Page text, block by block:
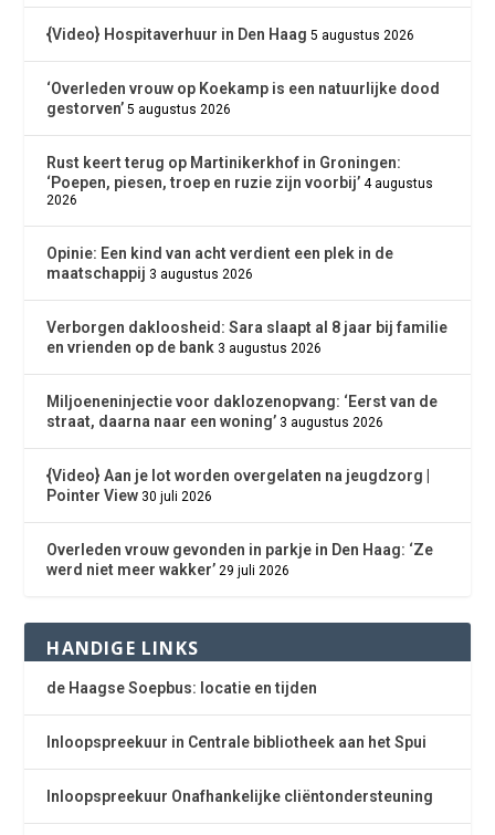
{Video} Hospitaverhuur in Den Haag 5 augustus 2026
‘Overleden vrouw op Koekamp is een natuurlijke dood
gestorven’ 5 augustus 2026
Rust keert terug op Martinikerkhof in Groningen:
‘Poepen, piesen, troep en ruzie zijn voorbij’ 4 augustus
2026
Opinie: Een kind van acht verdient een plek in de
maatschappij 3 augustus 2026
Verborgen dakloosheid: Sara slaapt al 8 jaar bij familie
en vrienden op de bank 3 augustus 2026
Miljoeneninjectie voor daklozenopvang: ‘Eerst van de
straat, daarna naar een woning’ 3 augustus 2026
{Video} Aan je lot worden overgelaten na jeugdzorg |
Pointer View 30 juli 2026
Overleden vrouw gevonden in parkje in Den Haag: ‘Ze
werd niet meer wakker’ 29 juli 2026
HANDIGE LINKS
de Haagse Soepbus: locatie en tijden
Inloopspreekuur in Centrale bibliotheek aan het Spui
Inloopspreekuur Onafhankelijke cliëntondersteuning